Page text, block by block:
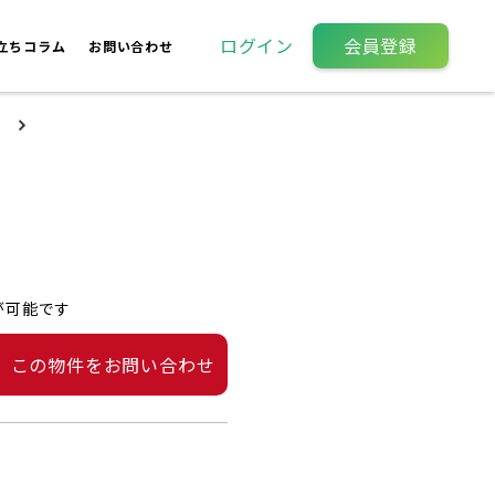
ちコラム お問い合わせ ログイン 会員登録
能です
この物件をお問い合わせ